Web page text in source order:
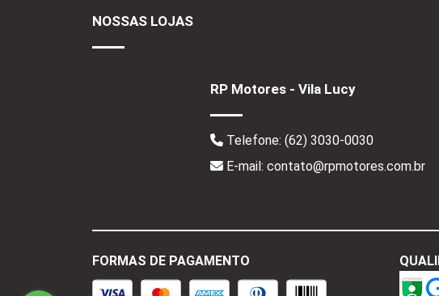
NOSSAS LOJAS
RP Motores - Vila Lucy
Telefone: (62) 3030-0030
E-mail: contato@rpmotores.com.br
FORMAS DE PAGAMENTO